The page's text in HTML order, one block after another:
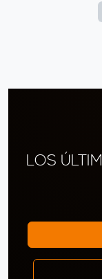
LOS